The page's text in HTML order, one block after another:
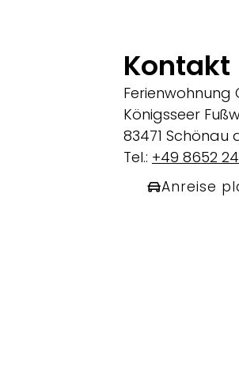
Kontakt
Ferienwohnung
Königsseer
83471 Schönau
Tel.: +49 8652
Anreise